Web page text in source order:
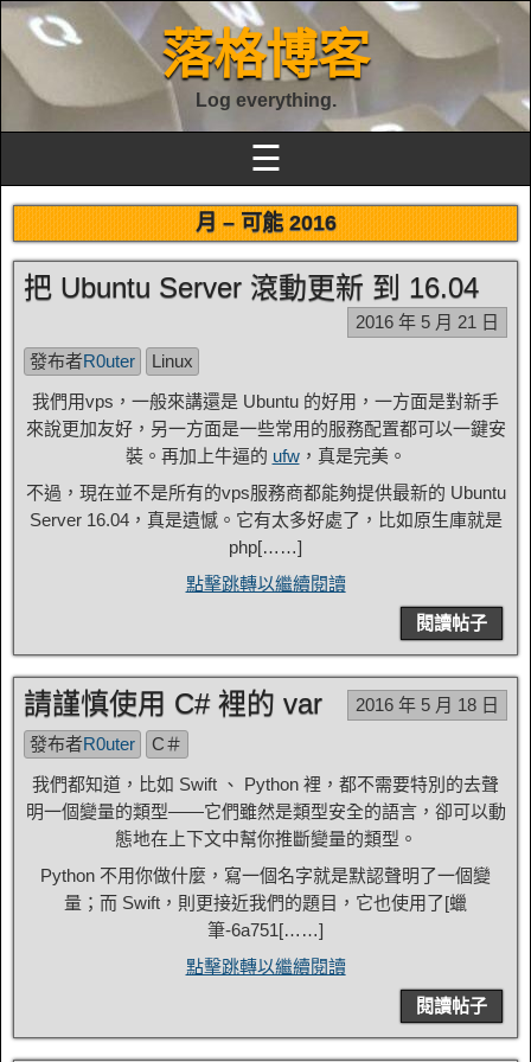
落格博客
Log everything.
☰
月 –可能 2016
把 Ubuntu Server 滾動更新 到 16.04
2016 年 5 月 21 日
發布者R0uter
Linux
我們用vps，一般來講還是 Ubuntu 的好用，一方面是對新手
來說更加友好，另一方面是一些常用的服務配置都可以一鍵安
裝。再加上牛逼的 ufw，真是完美。
不過，現在並不是所有的vps服務商都能夠提供最新的 Ubuntu
Server 16.04，真是遺憾。它有太多好處了，比如原生庫就是
php[……]
點擊跳轉以繼續閱讀
閱讀帖子
請謹慎使用 C# 裡的 var
2016 年 5 月 18 日
發布者R0uter
C＃
我們都知道，比如 Swift 、 Python 裡，都不需要特別的去聲
明一個變量的類型——它們雖然是類型安全的語言，卻可以動
態地在上下文中幫你推斷變量的類型。
Python 不用你做什麼，寫一個名字就是默認聲明了一個變
量；而 Swift，則更接近我們的題目，它也使用了[蠟
筆-6a751[……]
點擊跳轉以繼續閱讀
閱讀帖子